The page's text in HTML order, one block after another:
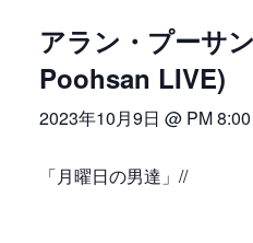
アラン・プーサ
Poohsan LIVE)
2023年10月9日 @ PM 8:00
「月曜日の男達」//